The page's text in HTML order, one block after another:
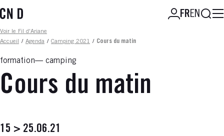
au
principal
FREN
Fil d'ariane
Voir le Fil d'Ariane
Accueil
/ Agenda / Camping 2021 / Cours du matin
formation camping
Cours du matin
15 > 25.06.21